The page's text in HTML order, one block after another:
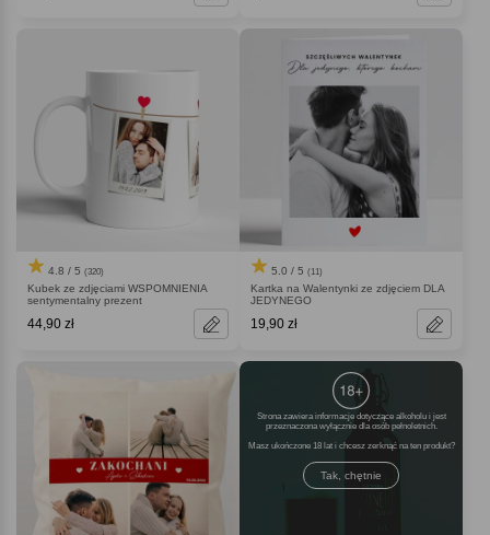
4.8 / 5 (320)
Kubek ze zdjęciami WSPOMNIENIA
sentymentalny prezent
44,90 zł
5.0 / 5 (11)
Kartka na Walentynki ze zdjęciem DLA
JEDYNEGO
19,90 zł
Strona zawiera informacje dotyczące alkoholu i jest
przeznaczona wyłącznie dla osób pełnoletnich.
Masz ukończone 18 lat i chcesz zerknąć na ten produkt
Tak, chętnie